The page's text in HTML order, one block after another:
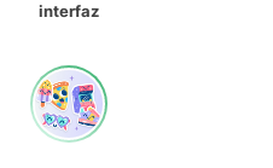
interfaz